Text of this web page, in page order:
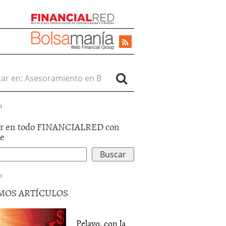
en:
en todo FINANCIALRED con
ARTÍCULOS
Pelayo, con la